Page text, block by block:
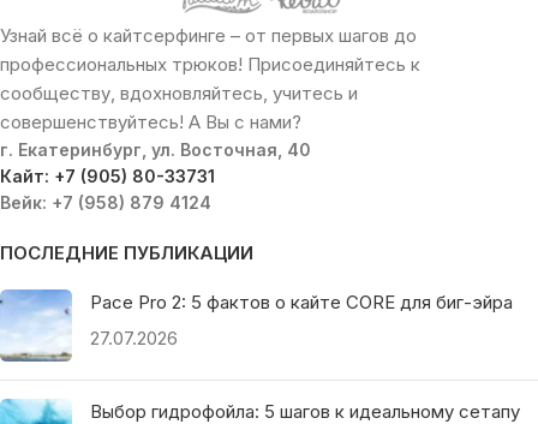
Узнай всё о кайтсерфинге – от первых шагов до
профессиональных трюков! Присоединяйтесь к
сообществу, вдохновляйтесь, учитесь и
совершенствуйтесь! А Вы с нами?
г. Екатеринбург, ул. Восточная, 40
Кайт: +7 (905) 80-33731
Вейк: +7 (958) 879 4124
ПОСЛЕДНИЕ ПУБЛИКАЦИИ
Pace Pro 2: 5 фактов о кайте CORE для биг-эйра
27.07.2026
Выбор гидрофойла: 5 шагов к идеальному сетапу